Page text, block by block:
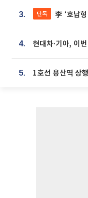
3. 단독 李 ‘호남형 대입
4.
5.